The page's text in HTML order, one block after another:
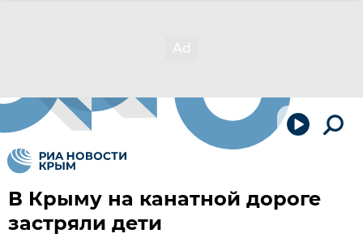
В Крыму на канатной дороге
застряли дети